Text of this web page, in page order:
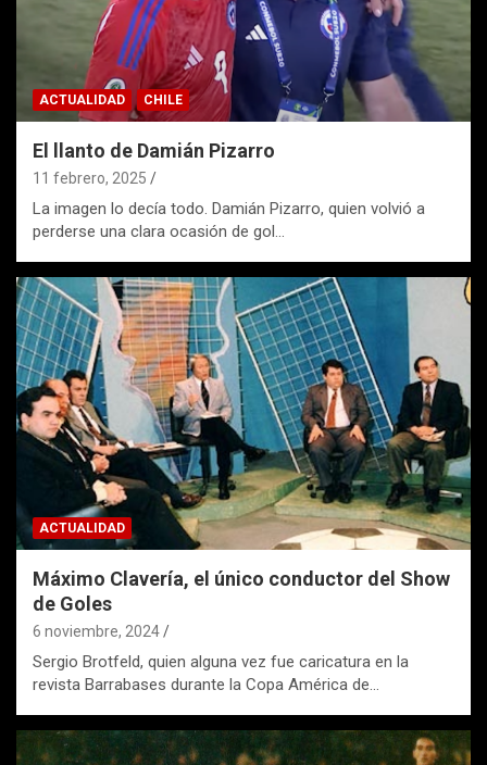
ACTUALIDAD CHILE
El llanto de Damián Pizarro
11 febrero, 2025
La imagen lo decía todo. Damián Pizarro, quien volvió a
perderse una clara ocasión de gol…
ACTUALIDAD
Máximo Clavería, el único conductor del Show
de Goles
6 noviembre, 2024
Sergio Brotfeld, quien alguna vez fue caricatura en la
revista Barrabases durante la Copa América de…